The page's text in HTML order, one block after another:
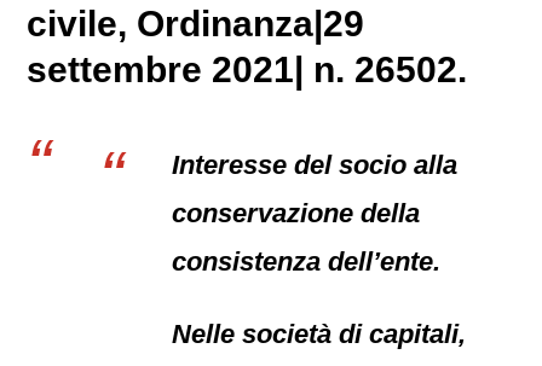
civile, Ordinanza|29
settembre 2021| n. 26502.
Interesse del socio alla
conservazione della
consistenza dell’ente.
Nelle società di capitali,